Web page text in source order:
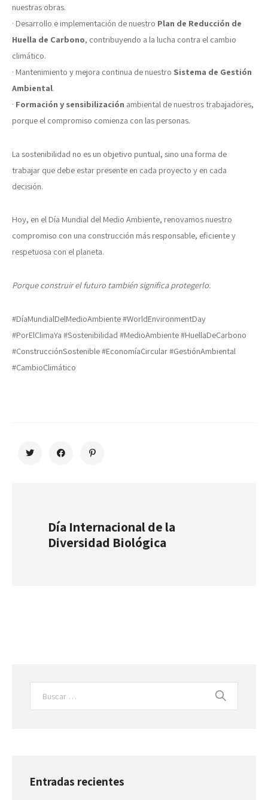
nuestras obras.
· Desarrollo e implementación de nuestro Plan de Reducción de
Huella de Carbono, contribuyendo a la lucha contra el cambio
climático.
· Mantenimiento y mejora continua de nuestro Sistema de Gestión
Ambiental.
· Formación y sensibilización ambiental de nuestros trabajadores,
porque el compromiso comienza con las personas.
La sostenibilidad no es un objetivo puntual, sino una forma de
trabajar que debe estar presente en cada proyecto y en cada
decisión.
Hoy, en el Día Mundial del Medio Ambiente, renovamos nuestro
compromiso con una construcción más responsable, eficiente y
respetuosa con el planeta.
Porque construir el futuro también significa protegerlo.
#DíaMundialDelMedioAmbiente #WorldEnvironmentDay
#PorElClimaYa #Sostenibilidad #MedioAmbiente #HuellaDeCarbono
#ConstrucciónSostenible #EconomíaCircular #GestiónAmbiental
#CambioClimático
Día Internacional de la
Diversidad Biológica
Entradas recientes